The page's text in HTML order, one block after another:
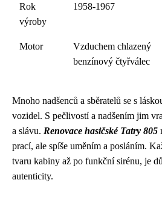
Rok
výroby
1958-1967
Motor
Vzduchem chlazený
benzínový čtyřválec
Mnoho nadšenců a sběratelů se s
vozidel. S pečlivostí a nadšením jim
a slávu. Renovace hasičské Tatry 805
prací, ale spíše uměním a posláním.
tvaru kabiny až po funkční sirénu, je
autenticity.